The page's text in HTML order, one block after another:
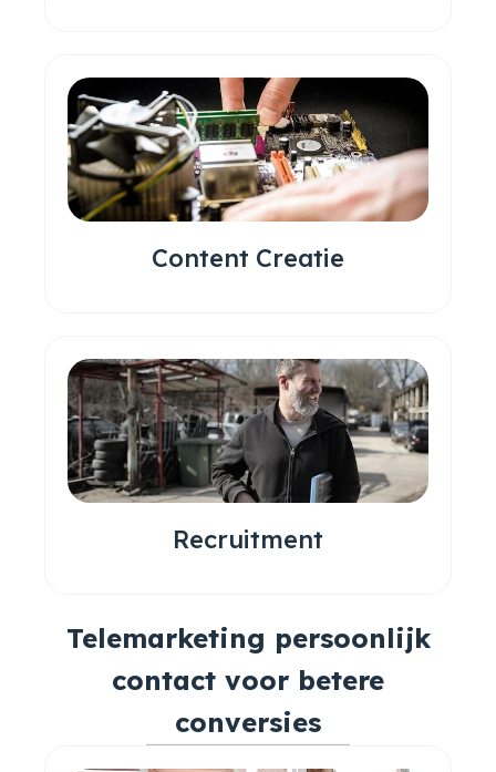
Content Creatie
Recruitment
Telemarketing persoonlijk
contact voor betere
conversies